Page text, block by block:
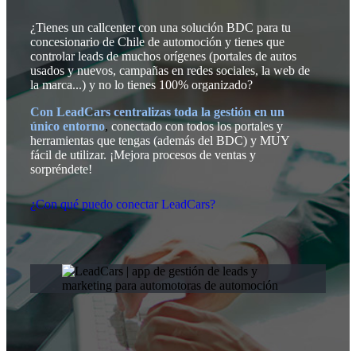
¿Tienes un callcenter con una solución BDC para tu
concesionario de Chile de automoción y tienes que
controlar leads de muchos orígenes (portales de autos
usados y nuevos, campañas en redes sociales, la web de
la marca...) y no lo tienes 100% organizado?
Con LeadCars centralizas toda la gestión en un
único entorno, conectado con todos los portales y
herramientas que tengas (además del BDC) y MUY
fácil de utilizar. ¡Mejora procesos de ventas y
sorpréndete!
¿Con qué puedo conectar LeadCars?